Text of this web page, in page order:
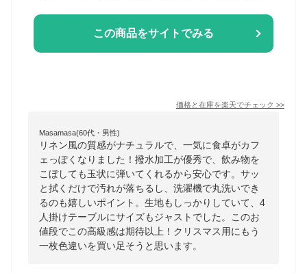
この商品をサイトでみる
価格と在庫を楽天でチェック >>
Masamasa(60代・男性)
リネン風の質感がナチュラルで、一気に食卓がカフ
ェっぽくなりました！撥水加工が優秀で、飲み物を
こぼしても玉状に弾いてくれるから安心です。サッ
と拭くだけで汚れが落ちるし、洗濯機で丸洗いでき
るのも嬉しいポイント。生地もしっかりしていて、4
人掛けテーブルにサイズもジャストでした。このお
値段でこの高級感は期待以上！クリスマス用にもう
一枚色違いを買い足そうと思います。